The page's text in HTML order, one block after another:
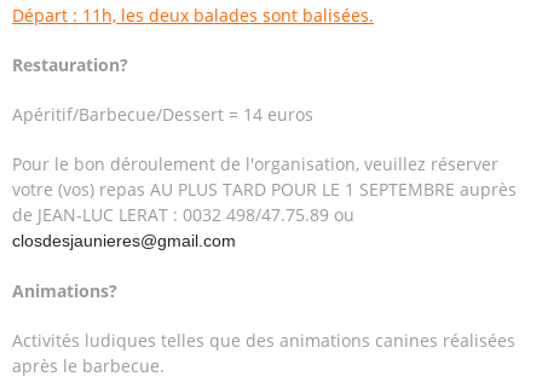
Départ : 11h, les deux balades sont balisées.
Restauration?
Apéritif/Barbecue/Dessert = 14 euros
Pour le bon déroulement de l'organisation, veuillez réserver
votre (vos) repas AU PLUS TARD POUR LE 1 SEPTEMBRE auprès
de JEAN-LUC LERAT : 0032 498/47.75.89 ou
closdesjaunieres@gmail.com
Animations?
Activités ludiques telles que des animations canines réalisées
après le barbecue.